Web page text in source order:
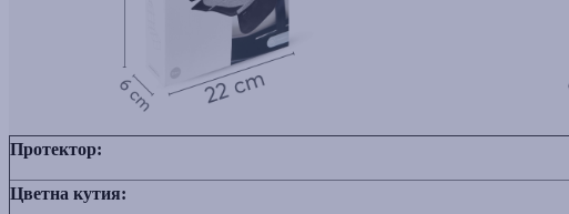
Протектор:
Цветна кутия: